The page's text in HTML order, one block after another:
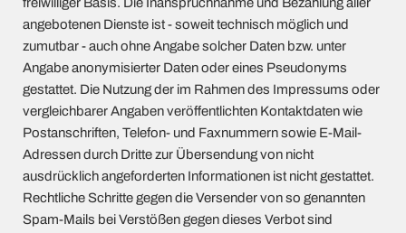
angebotenen Dienste ist - soweit technisch möglich und
zumutbar - auch ohne Angabe solcher Daten bzw. unter
Angabe anonymisierter Daten oder eines Pseudonyms
gestattet. Die Nutzung der im Rahmen des Impressums oder
vergleichbarer Angaben veröffentlichten Kontaktdaten wie
Postanschriften, Telefon- und Faxnummern sowie E-Mail-
Adressen durch Dritte zur Übersendung von nicht
ausdrücklich angeforderten Informationen ist nicht gestattet.
Rechtliche Schritte gegen die Versender von so genannten
Spam-Mails bei Verstößen gegen dieses Verbot sind